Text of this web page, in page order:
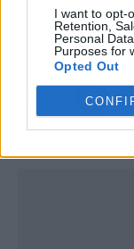
I want to opt-
Retention,
Personal
Purposes for
Opted Out
que no te